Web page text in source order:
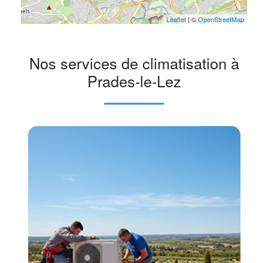
Leaflet| ©OpenStreetMap
Nos services de climatisation à
Prades-le-Lez